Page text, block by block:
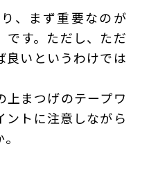
、まず重要なのが
です。ただし、ただ
良いというわけでは
上まつげのテープワ
ントに注意しながら